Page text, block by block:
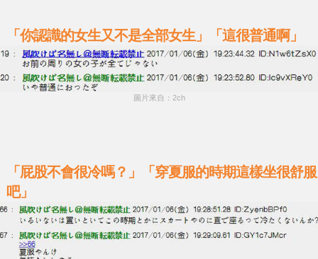
「你認識的女生又不是全部女生」「這很普通啊」
圖片來自：2ch
「屁股不會很冷嗎？」「穿夏服的時期這樣坐很舒服
吧」